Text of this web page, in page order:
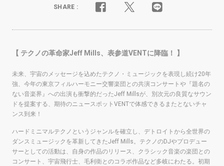
SHARE :
【 テクノの革命家Jeff Mills、表参道VENTに降臨！ 】
未来、宇宙のメッセージを込めたテクノ・ミュージックを表現し続け20年
強、今年の東京フィルハーモニー交響楽団との共演コンサートや『題名の
ない音楽界』への出演も衝撃的だったJeff Millsが、別次元の良質なサウン
ドを提案する、期待のニュースポットVENTで体感できるまたとないチャ
ンス到来！
ハードミニマルテクノというジャンルを確立し、デトロイトから全世界の
ダンスミュージックを革新してきたJeff Mills。テクノのDJやプロデュー
サーとしての活動は、自身の作品のリリース、クラシック音楽の楽団との
コンサート、宇宙飛行士、毛利衛とのコラボ作品など多岐にわたる。初期